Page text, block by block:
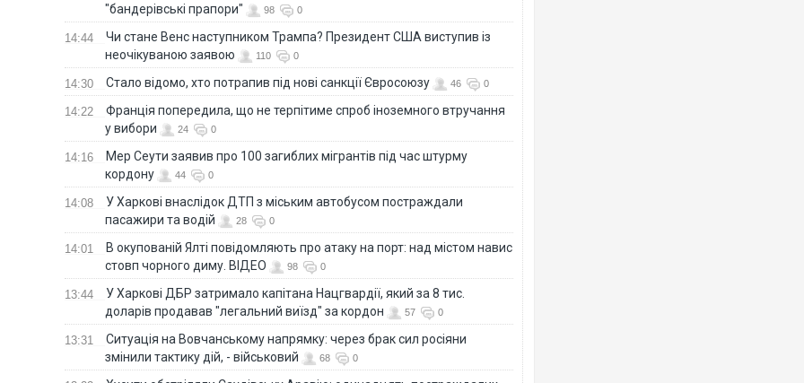
"бандерівські прапори"
98 0
14:44
Чи стане Венс наступником Трампа? Президент США виступив із
неочікуваною заявою
110 0
14:30 Стало відомо, хто потрапив під нові санкції Євросоюзу 46 0
14:22
Франція попередила, що не терпітиме спроб іноземного втручання
у вибори
24 0
14:16
Мер Сеути заявив про 100 загиблих мігрантів під час штурму
кордону
44 0
14:08
У Харкові внаслідок ДТП з міським автобусом постраждали
пасажири та водій
28 0
14:01
В окупованій Ялті повідомляють про атаку на порт: над містом навис
стовп чорного диму. ВІДЕО
98 0
13:44
У Харкові ДБР затримало капітана Нацгвардії, який за 8 тис.
доларів продавав "легальний виїзд" за кордон
57 0
13:31
Ситуація на Вовчанському напрямку: через брак сил росіяни
змінили тактику дій, - військовий
68 0